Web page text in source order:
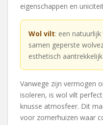
eigenschappen en
Wol vilt: een
samen geperste
esthetisch aantrekkelijk
Vanwege zijn vermogen
isoleren, is wol vilt
knusse atmosfeer. Dit
voor zomerhuizen waar